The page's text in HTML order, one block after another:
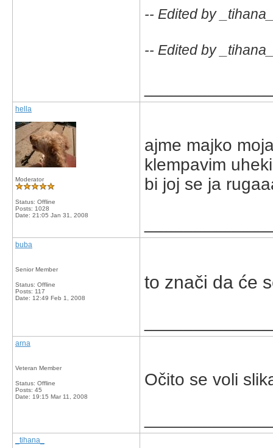
-- Edited by
-- Edited by
hella
Moderator
Status: Offline
Posts: 1028
Date: 21:05 Jan 31, 2008
ajme majko
klempavim
bi joj se ja
buba
Senior Member
Status: Offline
Posts: 117
Date: 12:49 Feb 1, 2008
to znači da će
arna
Veteran Member
Status: Offline
Posts: 45
Date: 19:15 Mar 11, 2008
Očito se voli
_tihana_